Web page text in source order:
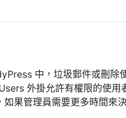
中，垃圾郵件或刪除
外掛允許有權限的使用
果管理員需要更多時間來